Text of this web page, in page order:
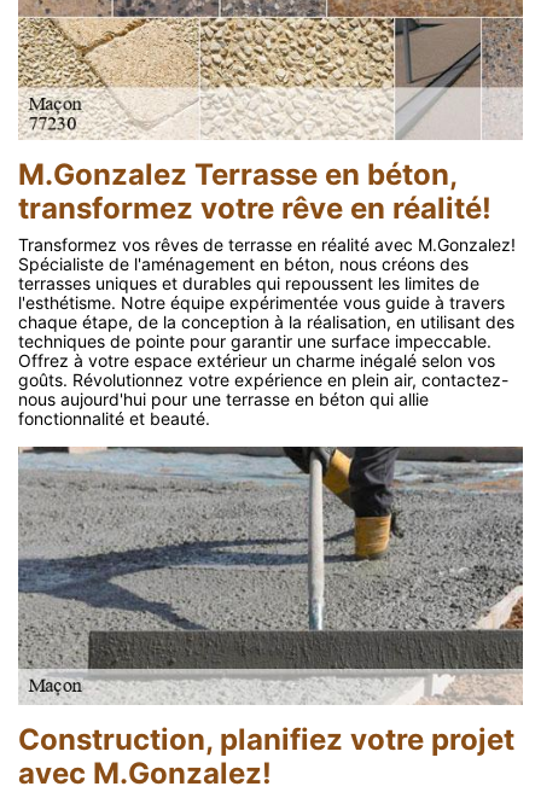
M.Gonzalez Terrasse en béton,
transformez votre rêve en réalité!
Transformez vos rêves de terrasse en réalité avec M.Gonzalez!
Spécialiste de l'aménagement en béton, nous créons des
terrasses uniques et durables qui repoussent les limites de
l'esthétisme. Notre équipe expérimentée vous guide à travers
chaque étape, de la conception à la réalisation, en utilisant des
techniques de pointe pour garantir une surface impeccable.
Offrez à votre espace extérieur un charme inégalé selon vos
goûts. Révolutionnez votre expérience en plein air, contactez-
nous aujourd'hui pour une terrasse en béton qui allie
fonctionnalité et beauté.
Construction, planifiez votre projet
avec M.Gonzalez!